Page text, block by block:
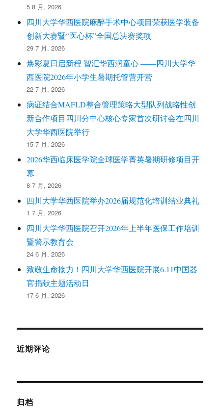
5 8 月, 2026
四川大学华西医院麻醉手术中心项目荣获医学装备
创新大赛暨“医心杯”全国总决赛奖项
29 7 月, 2026
焕彩夏日启新程 智汇华西润童心 ——四川大学华
西医院2026年小学生暑期托管营开营
22 7 月, 2026
病证结合MAFLD整合管理策略大型队列战略性创
新合作项目四川分中心核心专家首次研讨会在四川
大学华西医院举行
15 7 月, 2026
2026华西临床医学院全球医学菁英暑期研修项目开
幕
8 7 月, 2026
四川大学华西医院举办2026届规范化培训结业典礼
1 7 月, 2026
四川大学华西医院召开2026年上半年医保工作培训
暨警示教育会
24 6 月, 2026
致敬生命接力！四川大学华西医院开展6.11中国器
官捐献主题活动日
17 6 月, 2026
近期评论
归档